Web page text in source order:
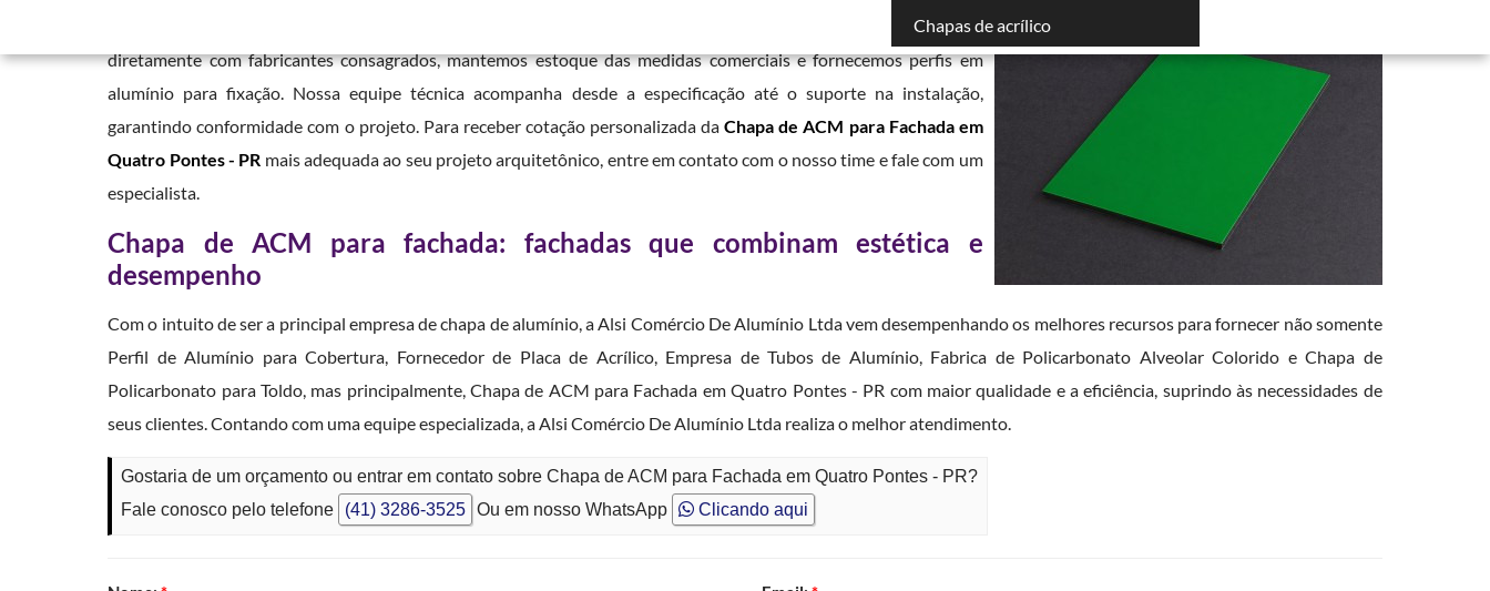
Chapas de acrílico
Em nossa empresa, oferecemos este material em ampla variedade de cores foscas e brilhantes. Trabalhamos
diretamente com fabricantes consagrados, mantemos estoque das medidas comerciais e fornecemos perfis em
alumínio para fixação. Nossa equipe técnica acompanha desde a especificação até o suporte na instalação,
garantindo conformidade com o projeto. Para receber cotação personalizada daChapa de ACM para Fachada em
Quatro Pontes - PR mais adequada ao seu projeto arquitetônico, entre em contato com o nosso time e fale com um
especialista.
Chapa de ACM para fachada: fachadas que combinam estética e
desempenho
Com o intuito de ser a principal empresa de chapa de alumínio, a Alsi Comércio De Alumínio Ltda vem desempenhando os melhores recursos para fornecer não somente
Perfil de Alumínio para Cobertura, Fornecedor de Placa de Acrílico, Empresa de Tubos de Alumínio, Fabrica de Policarbonato Alveolar Colorido e Chapa de
Policarbonato para Toldo, mas principalmente, Chapa de ACM para Fachada em Quatro Pontes - PR com maior qualidade e a eficiência, suprindo às necessidades de
seus clientes. Contando com uma equipe especializada, a Alsi Comércio De Alumínio Ltda realiza o melhor atendimento.
Gostaria de um orçamento ou entrar em contato sobre Chapa de ACM para Fachada em Quatro Pontes - PR?
Fale conosco pelo telefone
(41) 3286-3525 Ou em nosso WhatsApp Clicando aqui